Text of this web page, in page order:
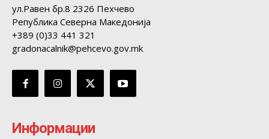
ул.Равен бр.8 2326 Пехчево
Република Северна Македонија
+389 (0)33 441 321
gradonacalnik@pehcevo.gov.mk
Информации